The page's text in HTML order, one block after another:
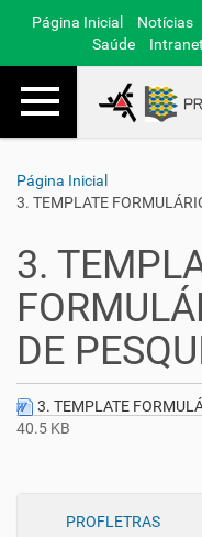
Página Inicial Notícias
Saúde
Intranet
Toggle navigation
Página Inicial
3. TEMPLATE
PROFLETRAS
3.
DE
3. TEMPLATE
40.5 KB